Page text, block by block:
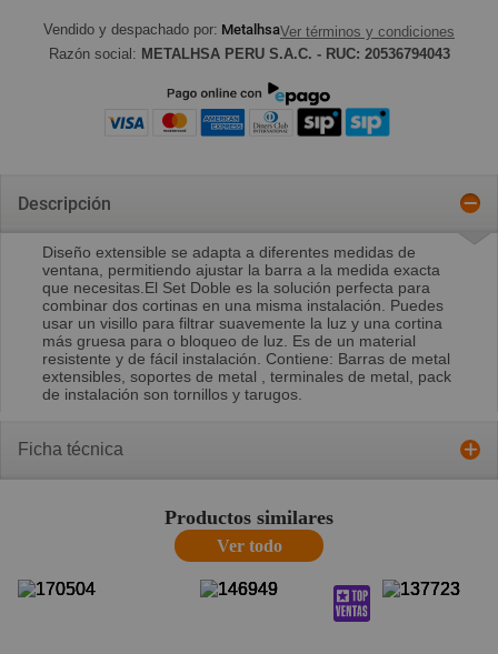
Vendido y despachado por: MetalhsaVer términos y condiciones
Razón social: METALHSA PERU S.A.C. - RUC: 20536794043
Descripción
Diseño extensible se adapta a diferentes medidas de
ventana, permitiendo ajustar la barra a la medida exacta
que necesitas.El Set Doble es la solución perfecta para
combinar dos cortinas en una misma instalación. Puedes
usar un visillo para filtrar suavemente la luz y una cortina
más gruesa para o bloqueo de luz. Es de un material
resistente y de fácil instalación. Contiene: Barras de metal
extensibles, soportes de metal , terminales de metal, pack
de instalación son tornillos y tarugos.
Ficha técnica
Productos similares
Ver todo